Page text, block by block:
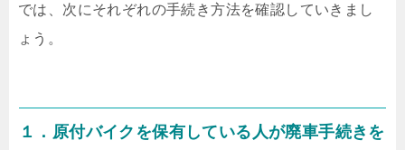
では、次にそれぞれの手続き方法を確認していきまし
ょう。
１．原付バイクを保有している人が廃車手続きを